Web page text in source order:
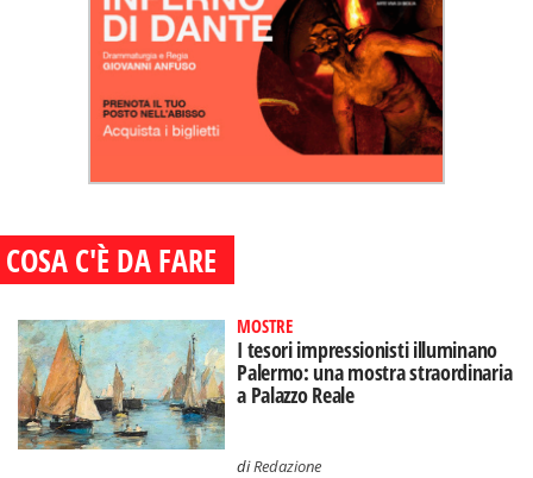
COSA C'È DA FARE
MOSTRE
I tesori impressionisti illuminano
Palermo: una mostra straordinaria
a Palazzo Reale
diRedazione